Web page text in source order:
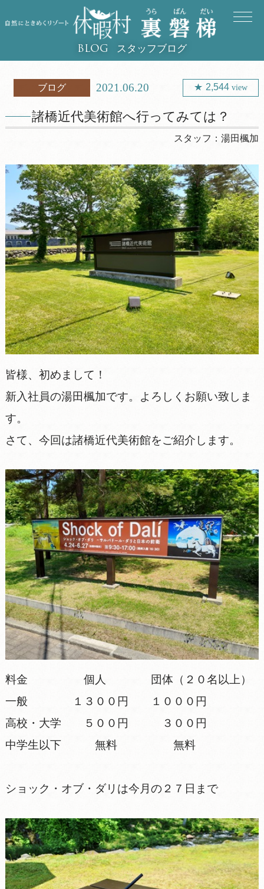
BLOG スタッフブログ
ブログ 2021.06.20 2,544view
諸橋近代美術館へ行ってみては？
スタッフ：湯田楓加
皆様、初めまして！
新入社員の湯田楓加です。よろしくお願い致しま
す。
さて、今回は諸橋近代美術館をご紹介します。
料金 個人 団体（２０名以上）
一般 １３００円 １０００円
高校・大学 ５００円 ３００円
中学生以下 無料 無料
ショック・オブ・ダリは今月の２７日まで